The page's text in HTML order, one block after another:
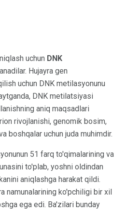
uchun DNK
Hujayra gen
uchun DNK metilasyonunu
DNK metilatsiyasi
aniq maqsadlari
rivojlanishi, genomik bosim,
boshqalar uchun juda muhimdir.
51 farq to'qimalarining va
to'plab, yoshni oldindan
aniqlashga harakat qildi.
namunalarining ko'pchiligi bir xil
ega edi. Ba'zilari bunday